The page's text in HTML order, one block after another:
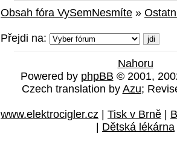
Obsah fóra VySemNesmíte »
Přejdi na:
Nahoru
Powered by phpBB © 2001,
Czech translation by Azu;
www.elektrocigler.cz | Tisk v Brně |
| Dětská lékárna